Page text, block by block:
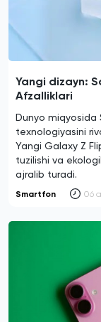
Yangi dizayn:
Afzalliklari
Dunyo
texnologiyasini
Yangi Galaxy Z
tuzilishi va
ajralib turadi.
Smartfon 06